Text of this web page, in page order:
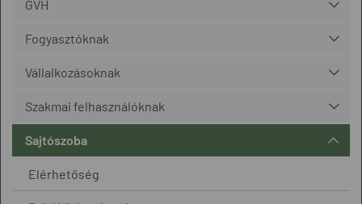
GVH
Fogyasztóknak
Vállalkozásoknak
Szakmai felhasználóknak
Sajtószoba
Elérhetőség